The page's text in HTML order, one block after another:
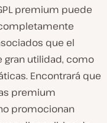
premium puede
que el
gran utilidad, como
Encontrará que
premium
promocionan